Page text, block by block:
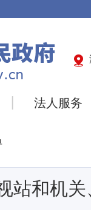
法人服务
站和机